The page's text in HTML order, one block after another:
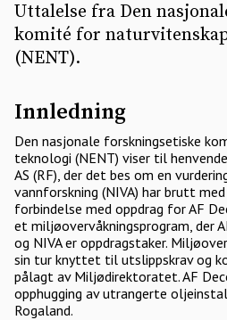
Uttalelse fra Den
komité for
(NENT).
Innledning
Den nasjonale forskningsetiske
teknologi (NENT) viser til
AS (RF), der det bes om en
vannforskning (NIVA) har brutt
forbindelse med oppdrag for AF
et miljøovervåkningsprogram, der
og NIVA er oppdragstaker.
sin tur knyttet til utslippskrav og
pålagt av Miljødirektoratet. AF
opphugging av utrangerte
Rogaland.